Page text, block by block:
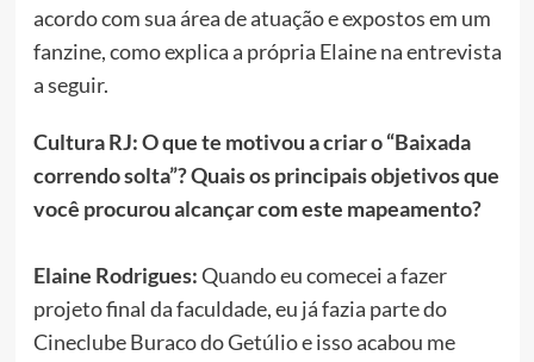
acordo com sua área de atuação e expostos em um
fanzine, como explica a própria Elaine na entrevista
a seguir.
Cultura RJ: O que te motivou a criar o “Baixada
correndo solta”? Quais os principais objetivos que
você procurou alcançar com este mapeamento?
Elaine Rodrigues:Quando eu comecei a fazer
projeto final da faculdade, eu já fazia parte do
Cineclube Buraco do Getúlio e isso acabou me